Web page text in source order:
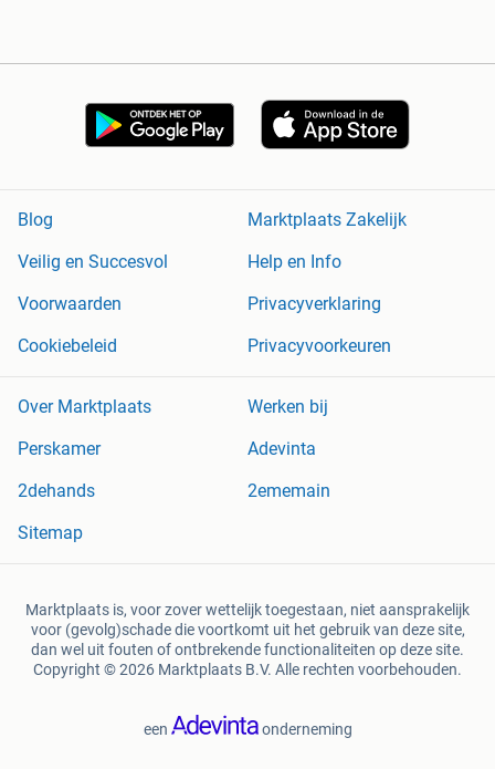
Blog
Marktplaats Zakelijk
Veilig en Succesvol
Help en Info
Voorwaarden
Privacyverklaring
Cookiebeleid
Privacyvoorkeuren
Over Marktplaats
Werken bij
Perskamer
Adevinta
2dehands
2ememain
Sitemap
Marktplaats is, voor zover wettelijk toegestaan, niet aansprakelijk
voor (gevolg)schade die voortkomt uit het gebruik van deze site,
dan wel uit fouten of ontbrekende functionaliteiten op deze site.
Copyright © 2026 Marktplaats B.V. Alle rechten voorbehouden.
een onderneming